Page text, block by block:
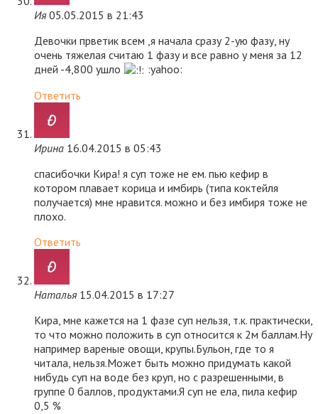
Ия 05.05.2015 в 21:43
Девочки прветик всем ,я начала сразу 2-ую фазу, ну
очень тяжелая считаю 1 фазу и все равно у меня за 12
дней -4,800 ушло
:yahoo:
Ответить
Ирина 16.04.2015 в 05:43
спасибочки Кира! я суп тоже не ем. пью кефир в
котором плавает корица и имбирь (типа коктейля
получается) мне нравится. можно и без имбиря тоже не
плохо.
Ответить
Наталья 15.04.2015 в 17:27
Кира, мне кажется на 1 фазе суп нельзя, т.к. практически,
то что можно положить в суп относится к 2м баллам.Ну
например вареные овощи, крупы.Бульон, где то я
читала, нельзя.Может быть можно придумать какой
нибудь суп на воде без круп, но с разрешенными, в
группе 0 баллов, продуктами.Я суп не ела, пила кефир
0,5 %